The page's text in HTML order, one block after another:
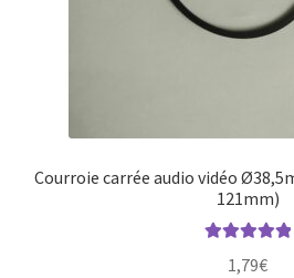
Courroie carrée audio vidéo
121mm)
1,79€